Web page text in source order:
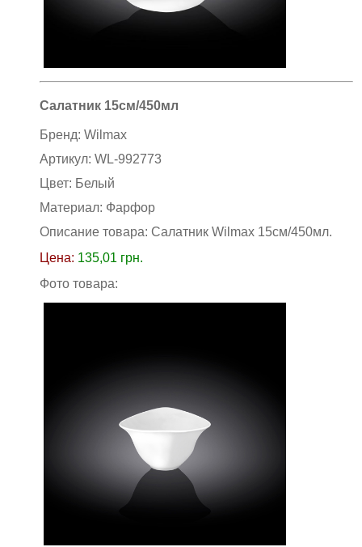
Салатник 15см/450мл
Бренд: Wilmax
Артикул: WL-992773
Цвет: Белый
Материал: Фарфор
Описание товара: Салатник Wilmax 15см/450мл.
Цена: 135,01 грн.
Фото товара: